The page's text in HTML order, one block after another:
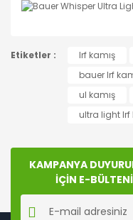
Bu
diğer konularda
formunu kullanarak
Görüş ve önerileriniz
Ürün resmi
Ürün fiyatı diğer
Bu ürüne benzer
Etiketler : lrf kamış
bauer lrf
ul kamış
ultra light lrf
KAMPANYA
İÇİN E-